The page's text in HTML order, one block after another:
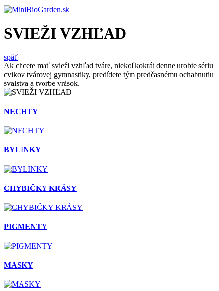
SVIEŽI VZHĽAD
späť
Ak chcete mať svieži vzhľad tváre, niekoľkokrát denne urobte sériu
cvikov tvárovej gymnastiky, predídete tým predčasnému ochabnutiu
svalstva a tvorbe vrások.
NECHTY
BYLINKY
CHYBIČKY KRÁSY
PIGMENTY
MASKY